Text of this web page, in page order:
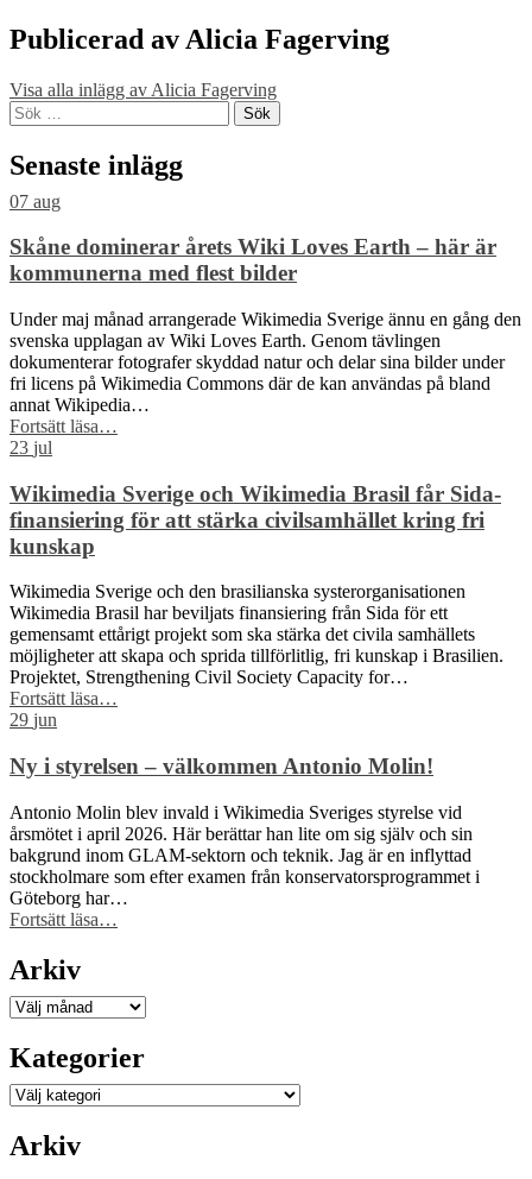
Publicerad av Alicia Fagerving
Visa alla inlägg av Alicia Fagerving
Skip
back
to
main
navigation
Sök
efter:
Senaste inlägg
07 aug
Skåne dominerar årets Wiki Loves Earth – här är
kommunerna med flest bilder
Under maj månad arrangerade Wikimedia Sverige ännu en gång den
svenska upplagan av Wiki Loves Earth. Genom tävlingen
dokumenterar fotografer skyddad natur och delar sina bilder under
fri licens på Wikimedia Commons där de kan användas på bland
annat Wikipedia…
Fortsätt läsa
Wiki
Loves
Earth
är
kommunerna
med
flest
bilder”
…
23 jul
Wikimedia Sverige och Wikimedia Brasil får Sida-
finansiering för att stärka civilsamhället kring fri
kunskap
Wikimedia Sverige och den brasilianska systerorganisationen
Wikimedia Brasil har beviljats finansiering från Sida för ett
gemensamt ettårigt projekt som ska stärka det civila samhällets
möjligheter att skapa och sprida tillförlitlig, fri kunskap i Brasilien.
Projektet, Strengthening Civil Society Capacity for…
Fortsätt läsa“Wikimedia
Wikimedia
Brasil
får
Sida-
finansiering
för
att
stärka
civilsamhället
kunskap”
…
29 jun
Ny i styrelsen – välkommen Antonio Molin!
Antonio Molin blev invald i Wikimedia Sveriges styrelse vid
årsmötet i april 2026. Här berättar han lite om sig själv och sin
bakgrund inom GLAM-sektorn och teknik. Jag är en inflyttad
stockholmare som efter examen från konservatorsprogrammet i
Göteborg har…
Fortsätt läsa
välkommen
Antonio
Molin!”
…
Arkiv
Arkiv
Kategorier
Kategorier
Arkiv